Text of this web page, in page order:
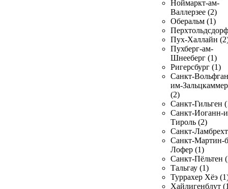
Ноймаркт-ам-
Валлерзее (2)
Оберальм (1)
Пух-Халлайн
Пухберг-ам-
Шнееберг (1)
Ригерсбург (1)
Санкт-
им-
(2)
Санкт-Гильген
Санкт-Иоганн-
Тироль (2)
Санкт-
Санкт-Мартин-
Лофер (1)
Санкт-Пёльтен
Тальгау (1)
Туррахер Хёэ
Хайлигенблут